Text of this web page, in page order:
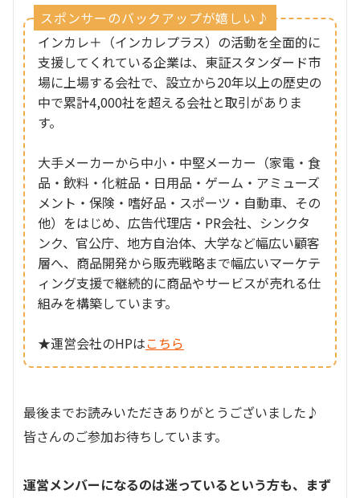
スポンサーのバックアップが嬉しい♪
インカレ＋（インカレプラス）の活動を全面的に
支援してくれている企業は、東証スタンダード市
場に上場する会社で、設立から20年以上の歴史の
中で累計4,000社を超える会社と取引がありま
す。
大手メーカーから中小・中堅メーカー（家電・食
品・飲料・化粧品・日用品・ゲーム・アミューズ
メント・保険・嗜好品・スポーツ・自動車、その
他）をはじめ、広告代理店・PR会社、シンクタ
ンク、官公庁、地方自治体、大学など幅広い顧客
層へ、商品開発から販売戦略まで幅広いマーケテ
ィング支援で継続的に商品やサービスが売れる仕
組みを構築しています。
★運営会社のHPはこちら
最後までお読みいただきありがとうございました♪
皆さんのご参加お待ちしています。
運営メンバーになるのは迷っているという方も、まず